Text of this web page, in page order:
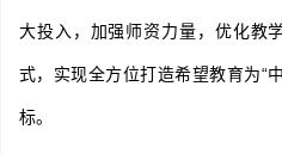
大投入，加强师资力量，优化教
式，实现全方位打造希望教育为“
标。